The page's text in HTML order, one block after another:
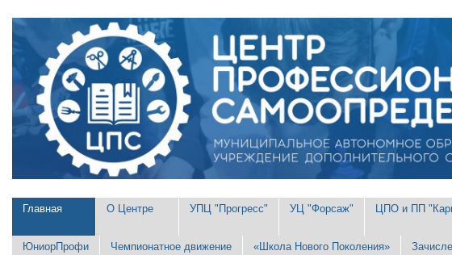
к
содержимому.
Перейти
к
навигации
инструменты
Разделы
Главная О Центре УПЦ "Прогресс" УЦ "Форсаж" ЦПО и ПП
ЮниорПрофи Чемпионатное движение «Школа Нового Поколения»